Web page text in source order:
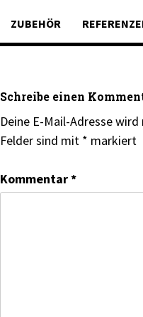
ZUBEHÖR
Schreibe einen
Deine E-Mail-Adresse
Felder sind mit * markiert
Kommentar*